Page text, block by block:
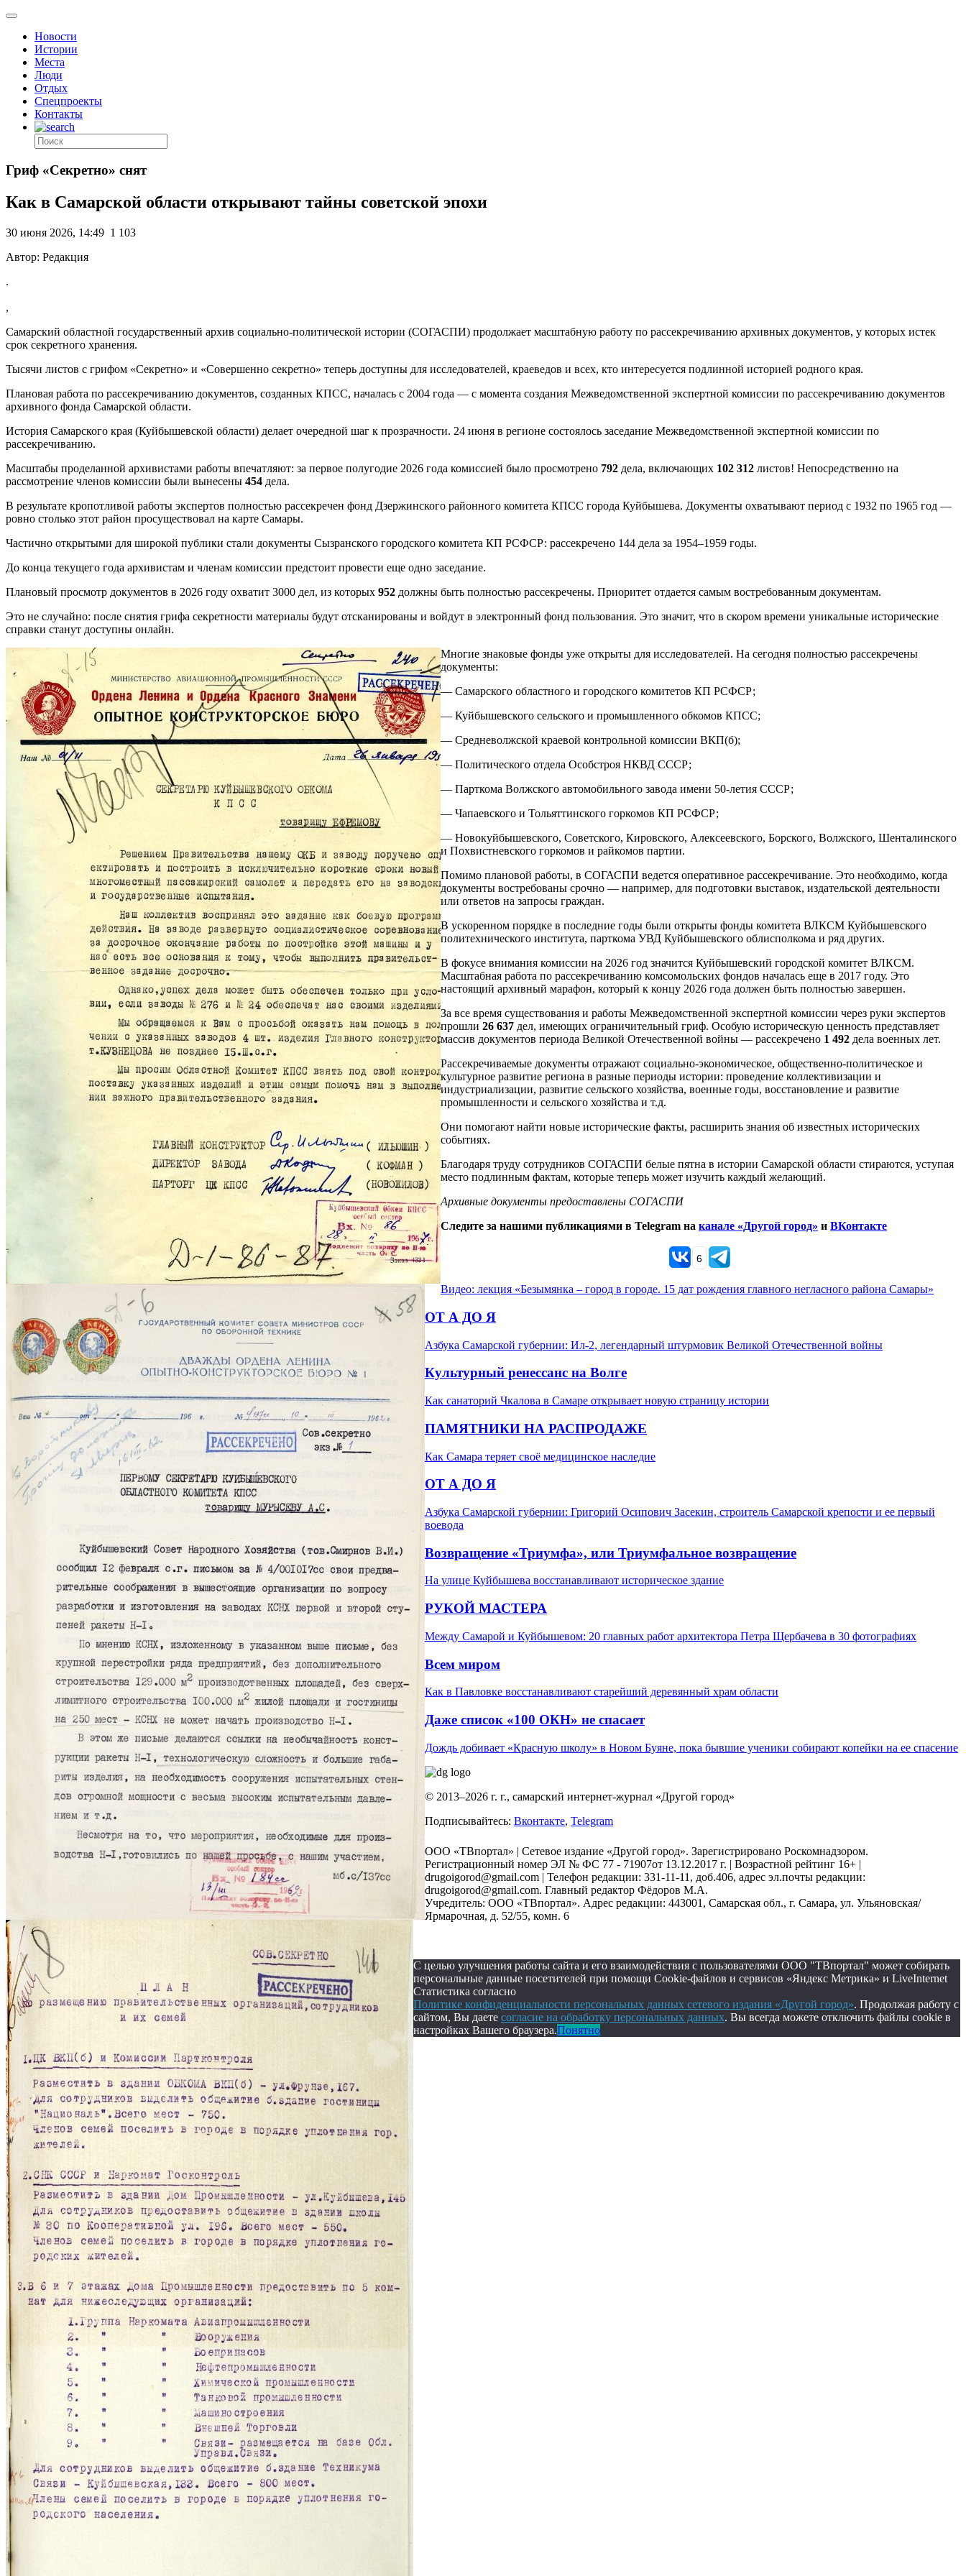
Новости
Истории
Места
Люди
Отдых
Спецпроекты
Контакты
Гриф «Секретно» снят
Как в Самарской области открывают тайны советской эпохи
30 июня 2026, 14:49 1 103
Автор: Редакция
.
,
Самарский областной государственный архив социально-политической истории (СОГАСПИ) продолжает масштабную работу по рассекречиванию архивных документов, у которых истек
срок секретного хранения.
Тысячи листов с грифом «Секретно» и «Совершенно секретно» теперь доступны для исследователей, краеведов и всех, кто интересуется подлинной историей родного края.
Плановая работа по рассекречиванию документов, созданных КПСС, началась с 2004 года — с момента создания Межведомственной экспертной комиссии по рассекречиванию документов
архивного фонда Самарской области.
История Самарского края (Куйбышевской области) делает очередной шаг к прозрачности. 24 июня в регионе состоялось заседание Межведомственной экспертной комиссии по
рассекречиванию.
Масштабы проделанной архивистами работы впечатляют: за первое полугодие 2026 года комиссией было просмотрено 792 дела, включающих 102 312 листов! Непосредственно на
рассмотрение членов комиссии были вынесены 454 дела.
В результате кропотливой работы экспертов полностью рассекречен фонд Дзержинского районного комитета КПСС города Куйбышева. Документы охватывают период с 1932 по 1965 год —
ровно столько этот район просуществовал на карте Самары.
Частично открытыми для широкой публики стали документы Сызранского городского комитета КП РСФСР: рассекречено 144 дела за 1954–1959 годы.
До конца текущего года архивистам и членам комиссии предстоит провести еще одно заседание.
Плановый просмотр документов в 2026 году охватит 3000 дел, из которых 952 должны быть полностью рассекречены. Приоритет отдается самым востребованным документам.
Это не случайно: после снятия грифа секретности материалы будут отсканированы и войдут в электронный фонд пользования. Это значит, что в скором времени уникальные исторические
справки станут доступны онлайн.
Многие знаковые фонды уже открыты для исследователей. На сегодня полностью рассекречены
документы:
— Самарского областного и городского комитетов КП РСФСР;
— Куйбышевского сельского и промышленного обкомов КПСС;
— Средневолжской краевой контрольной комиссии ВКП(б);
— Политического отдела Особстроя НКВД СССР;
— Парткома Волжского автомобильного завода имени 50-летия СССР;
— Чапаевского и Тольяттинского горкомов КП РСФСР;
— Новокуйбышевского, Советского, Кировского, Алексеевского, Борского, Волжского, Шенталинского
и Похвистневского горкомов и райкомов партии.
Помимо плановой работы, в СОГАСПИ ведется оперативное рассекречивание. Это необходимо, когда
документы востребованы срочно — например, для подготовки выставок, издательской деятельности
или ответов на запросы граждан.
В ускоренном порядке в последние годы были открыты фонды комитета ВЛКСМ Куйбышевского
политехнического института, парткома УВД Куйбышевского облисполкома и ряд других.
В фокусе внимания комиссии на 2026 год значится Куйбышевский городской комитет ВЛКСМ.
Масштабная работа по рассекречиванию комсомольских фондов началась еще в 2017 году. Это
настоящий архивный марафон, который к концу 2026 года должен быть полностью завершен.
За все время существования и работы Межведомственной экспертной комиссии через руки экспертов
прошли 26 637 дел, имеющих ограничительный гриф. Особую историческую ценность представляет
массив документов периода Великой Отечественной войны — рассекречено 1 492 дела военных лет.
Рассекречиваемые документы отражают социально-экономическое, общественно-политическое и
культурное развитие региона в разные периоды истории: проведение коллективизации и
индустриализации, развитие сельского хозяйства, военные годы, восстановление и развитие
промышленности и сельского хозяйства и т.д.
Они помогают найти новые исторические факты, расширить знания об известных исторических
событиях.
Благодаря труду сотрудников СОГАСПИ белые пятна в истории Самарской области стираются, уступая
место подлинным фактам, которые теперь может изучить каждый желающий.
Архивные документы предоставлены СОГАСПИ
Следите за нашими публикациями в Telegram на канале «Другой город» и ВКонтакте
6
Видео: лекция «Безымянка – город в городе. 15 дат рождения главного негласного района Самары»
ОТ А ДО Я
Азбука Самарской губернии: Ил-2, легендарный штурмовик Великой Отечественной войны
Культурный ренессанс на Волге
Как санаторий Чкалова в Самаре открывает новую страницу истории
ПАМЯТНИКИ НА РАСПРОДАЖЕ
Как Самара теряет своё медицинское наследие
ОТ А ДО Я
Азбука Самарской губернии: Григорий Осипович Засекин, строитель Самарской крепости и ее первый
воевода
Возвращение «Триумфа», или Триумфальное возвращение
На улице Куйбышева восстанавливают историческое здание
РУКОЙ МАСТЕРА
Между Самарой и Куйбышевом: 20 главных работ архитектора Петра Щербачева в 30 фотографиях
Всем миром
Как в Павловке восстанавливают старейший деревянный храм области
Даже список «100 ОКН» не спасает
Дождь добивает «Красную школу» в Новом Буяне, пока бывшие ученики собирают копейки на ее спасение
© 2013–2026 г. г., самарский интернет-журнал «Другой город»
Подписывайтесь: Вконтакте, Telegram
ООО «ТВпортал» | Сетевое издание «Другой город». Зарегистрировано Роскомнадзором.
Регистрационный номер ЭЛ № ФС 77 - 71907от 13.12.2017 г. | Возрастной рейтинг 16+ |
drugoigorod@gmail.com | Телефон редакции: 331-11-11, доб.406, адрес эл.почты редакции:
drugoigorod@gmail.com. Главный редактор Фёдоров М.А.
Учредитель: ООО «ТВпортал». Адрес редакции: 443001, Самарская обл., г. Самара, ул. Ульяновская/
Ярмарочная, д. 52/55, комн. 6
С целью улучшения работы сайта и его взаимодействия с пользователями ООО "ТВпортал" может собирать
персональные данные посетителей при помощи Cookie-файлов и сервисов «Яндекс Метрика» и LiveInternet
Статистика согласно
Политике конфиденциальности персональных данных сетевого издания «Другой город». Продолжая работу с
сайтом, Вы даете согласие на обработку персональных данных. Вы всегда можете отключить файлы cookie в
настройках Вашего браузера.Понятно